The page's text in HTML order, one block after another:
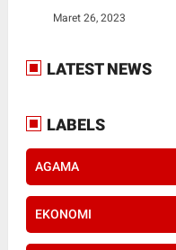
Maret 26, 2023
LATEST NEWS
LABELS
AGAMA
EKONOMI